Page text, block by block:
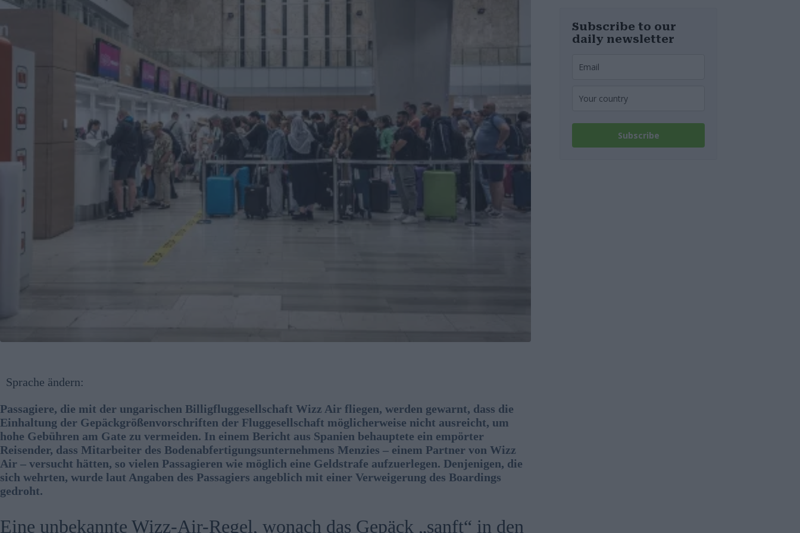
Sprache ändern:
Passagiere, die mit der ungarischen Billigfluggesellschaft Wizz Air fliegen, werden gewarnt, dass die
Einhaltung der Gepäckgrößenvorschriften der Fluggesellschaft möglicherweise nicht ausreicht, um
hohe Gebühren am Gate zu vermeiden. In einem Bericht aus Spanien behauptete ein empörter
Reisender, dass Mitarbeiter des Bodenabfertigungsunternehmens Menzies – einem Partner von Wizz
Air – versucht hätten, so vielen Passagieren wie möglich eine Geldstrafe aufzuerlegen. Denjenigen, die
sich wehrten, wurde laut Angaben des Passagiers angeblich mit einer Verweigerung des Boardings
gedroht.
Eine unbekannte Wizz-Air-Regel, wonach das Gepäck „sanft“ in den
Werden die
Kraftstoffpreise
erneut steigen?
Subscribe to our
daily newsletter
Subscribe